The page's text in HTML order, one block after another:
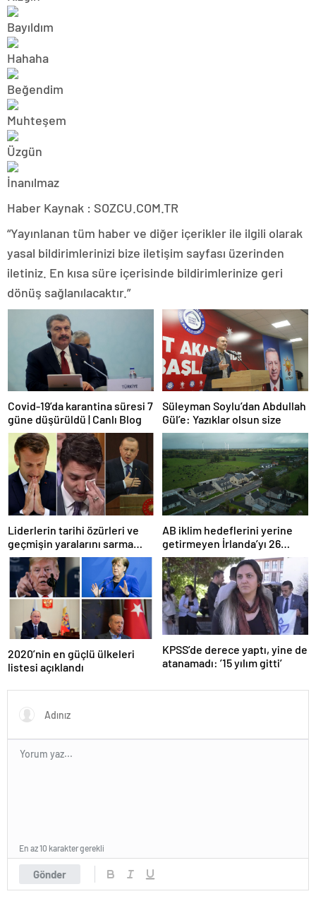
Haber Kaynak : SOZCU.COM.TR
“Yayınlanan tüm haber ve diğer içerikler ile ilgili olarak
yasal bildirimlerinizi bize iletişim sayfası üzerinden
iletiniz. En kısa süre içerisinde bildirimlerinize geri
dönüş sağlanılacaktır.”
Covid-19’da karantina süresi 7
güne düşürüldü | Canlı Blog
Süleyman Soylu’dan Abdullah
Gül’e: Yazıklar olsun size
Liderlerin tarihi özürleri ve
geçmişin yaralarını sarma
çabaları
AB iklim hedeflerini yerine
getirmeyen İrlanda’yı 26
milyar euroluk ceza bekliyor
olabilir
2020’nin en güçlü ülkeleri
listesi açıklandı
KPSS’de derece yaptı, yine de
atanamadı: ’15 yılım gitti’
Gönder
En az 10 karakter gerekli